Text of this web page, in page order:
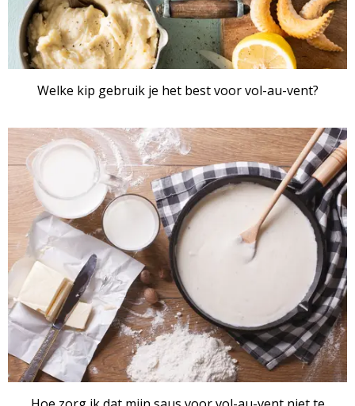
Welke kip gebruik je het best voor vol-au-vent?
ARTIKEL